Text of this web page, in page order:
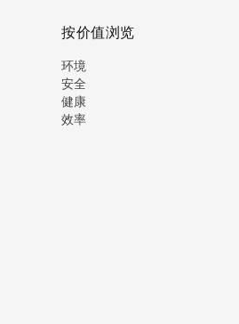
按价值浏览
环境
安全
健康
效率